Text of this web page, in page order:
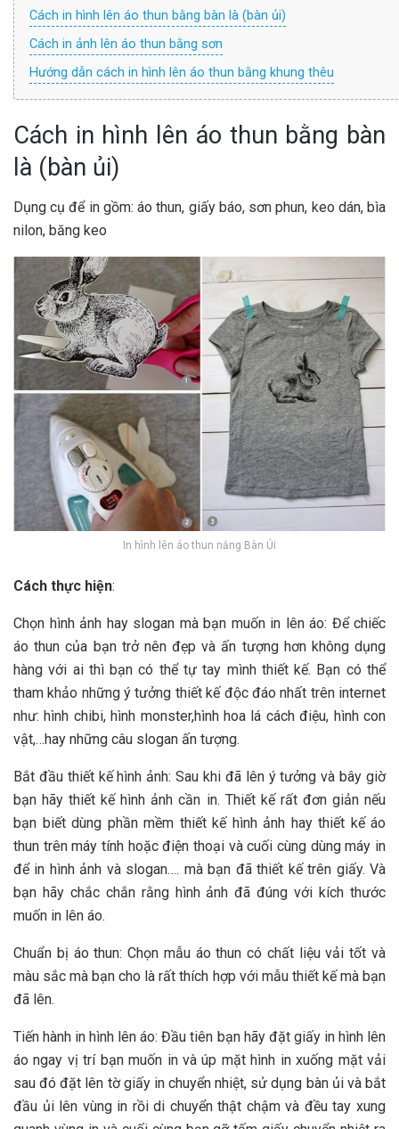
Cách in hình lên áo thun bằng bàn là (bàn ủi)
Cách in ảnh lên áo thun bằng sơn
Hướng dẫn cách in hình lên áo thun bằng khung thêu
Cách in hình lên áo thun bằng bàn
là (bàn ủi)
Dụng cụ để in gồm: áo thun, giấy báo, sơn phun, keo dán, bìa
nilon, băng keo
In hình lên áo thun nằng Bàn Ủi
Cách thực hiện:
Chọn hình ảnh hay slogan mà bạn muốn in lên áo: Để chiếc
áo thun của bạn trở nên đẹp và ấn tượng hơn không dụng
hàng với ai thì bạn có thể tự tay mình thiết kế. Bạn có thể
tham khảo những ý tưởng thiết kế độc đáo nhất trên internet
như: hình chibi, hình monster,hình hoa lá cách điệu, hình con
vật,…hay những câu slogan ấn tượng.
Bắt đầu thiết kế hình ảnh: Sau khi đã lên ý tưởng và bây giờ
bạn hãy thiết kế hình ảnh cần in. Thiết kế rất đơn giản nếu
bạn biết dùng phần mềm thiết kế hình ảnh hay thiết kế áo
thun trên máy tính hoặc điện thoại và cuối cùng dùng máy in
để in hình ảnh và slogan…. mà bạn đã thiết kế trên giấy. Và
bạn hãy chắc chắn rằng hình ảnh đã đúng với kích thước
muốn in lên áo.
Chuẩn bị áo thun: Chọn mẫu áo thun có chất liệu vải tốt và
màu sắc mà bạn cho là rất thích hợp với mẫu thiết kế mà bạn
đã lên.
Tiến hành in hình lên áo: Đầu tiên bạn hãy đặt giấy in hình lên
áo ngay vị trí bạn muốn in và úp mặt hình in xuống mặt vải
sau đó đặt lên tờ giấy in chuyển nhiệt, sử dụng bàn ủi và bắt
đầu ủi lên vùng in rồi di chuyển thật chậm và đều tay xung